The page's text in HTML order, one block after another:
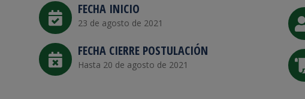
FECHA INICIO
23 de agosto de 2021
FECHA CIERRE POSTULACIÓN
Hasta 20 de agosto de 2021